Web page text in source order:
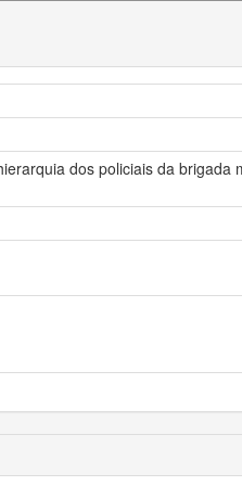
dos policiais da